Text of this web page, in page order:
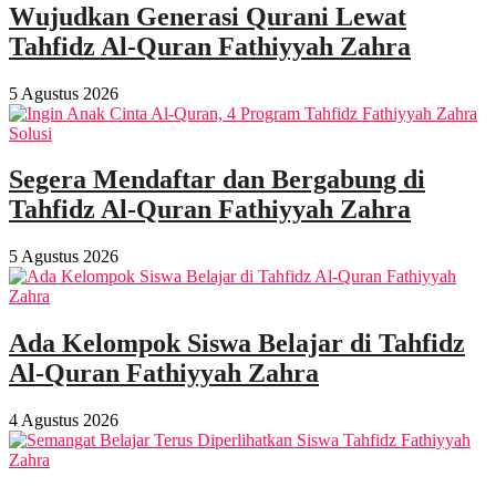
Wujudkan Generasi Qurani Lewat
Tahfidz Al-Quran Fathiyyah Zahra
5 Agustus 2026
Segera Mendaftar dan Bergabung di
Tahfidz Al-Quran Fathiyyah Zahra
5 Agustus 2026
Ada Kelompok Siswa Belajar di Tahfidz
Al-Quran Fathiyyah Zahra
4 Agustus 2026